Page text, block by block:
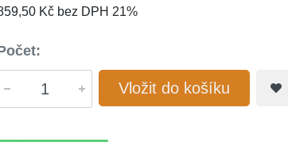
Kč bez DPH 21%
Vložit do košíku